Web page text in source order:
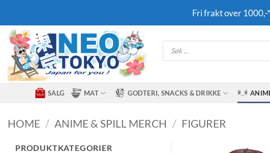
content
Fri frakt over 1000,-
Products
search
SALG MAT GODTERI, SNACKS & DRIKKE
HOME / ANIME & SPILL MERCH / FIGURER
PRODUKTKATEGORIER